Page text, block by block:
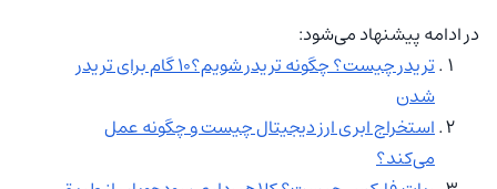
در ادامه پیشنهاد می‌شود:
تریدر چیست؟ چگونه تریدر شویم؟۱۰ گام برای تریدر
شدن
استخراج ابری ارز دیجیتال چیست و چگونه عمل
می‌کند؟